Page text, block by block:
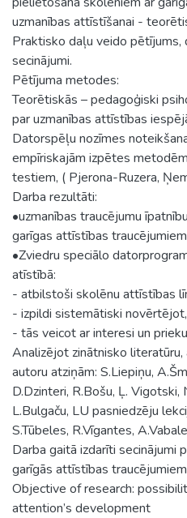
uzmanības attīstīšanai -
Praktisko daļu veido pētījums,
secinājumi.
Pētījuma metodes:
Teorētiskās – pedagoģiski
par uzmanības attīstības
Datorspēļu nozīmes
empīriskajām izpētes
testiem, ( Pjerona-Ruzera,
Darba rezultāti:
•uzmanības traucējumu
garīgas attīstības
•Zviedru speciālo
atīstībā:
- atbilstoši skolēnu attīstības
- izpildi sistemātiski novērtējot,
- tās veicot ar interesi un
Analizējot zinātnisko
autoru atziņām: S.Liepiņu,
D.Dzinteri, R.Bošu, Ļ. Vigotski,
L.Bulgaču, LU pasniedzēju
S.Tūbeles, R.Vīgantes,
Darba gaitā izdarīti secinājumi
garīgās attīstības
Objective of research:
attention’s development